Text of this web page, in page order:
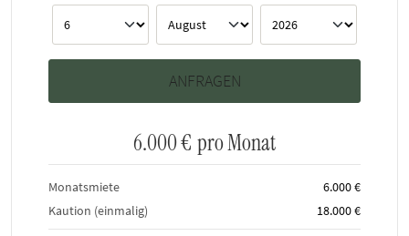
6.000 € pro Monat
Monatsmiete
6.000 €
Kaution (einmalig)
18.000 €